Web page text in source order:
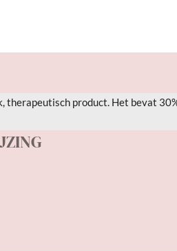
, therapeutisch product. Het bevat